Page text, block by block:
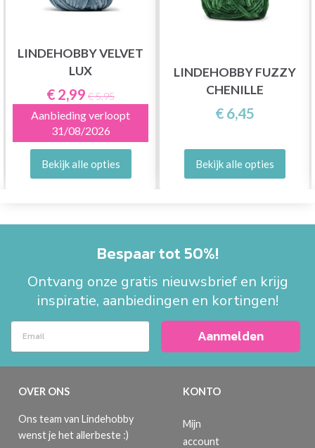
LINDEHOBBY VELVET
LUX
€ 2,99 € 5,95
Aanbieding verloopt
31/08/2026
Bekijk alle opties
LINDEHOBBY FUZZY
CHENILLE
€ 6,45
Bekijk alle opties
Bespaar tot 50%!
Ontvang onze gratis nieuwsbrief en krijg
inspiratie, aanbiedingen en kortingen!
Aanmelden
OVER ONS
Ons team van Lindehobby
wenst je het allerbeste :)
KONTO
Mijn
account